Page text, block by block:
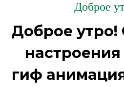
Доброе
Доброе утро!
гиф